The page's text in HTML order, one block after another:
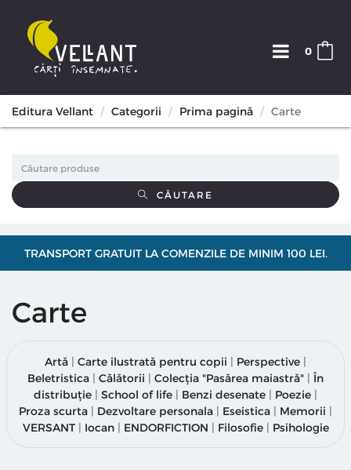
0
Editura Vellant Categorii Prima pagină Carte
CĂUTARE
TRANSPORT GRATUIT LA COMENZILE DE MINIM 100 LEI.
Carte
Artă | Carte ilustrată pentru copii | Perspective |
Beletristica | Călătorii | Colecția "Pasărea maiastră" | În
distribuție | School of life | Benzi desenate | Poezie |
Proza scurta | Dezvoltare personala | Eseistica | Memorii |
VERSANT| Iocan| ENDORFICTION | Filosofie| Psihologie